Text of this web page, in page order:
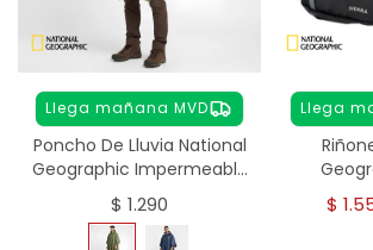
Llega mañana MVD
Poncho De Lluvia National
Geographic Impermeable
- verde
$ 1.290
Llega
$